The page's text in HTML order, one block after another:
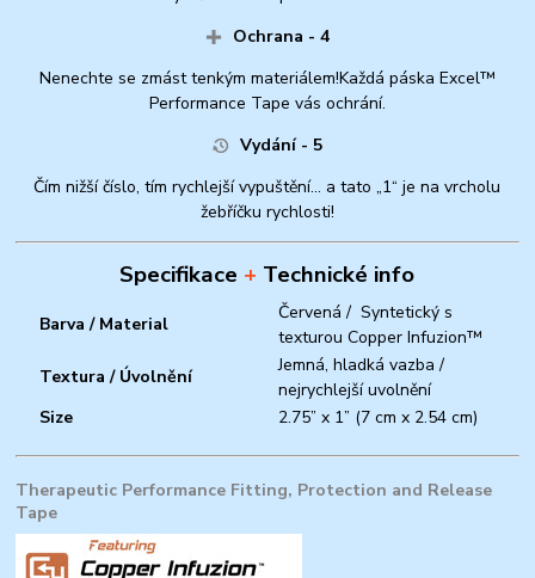
Ochrana - 4
Nenechte se zmást tenkým materiálem!Každá páska Excel™
Performance Tape vás ochrání.
Vydání - 5
Čím nižší číslo, tím rychlejší vypuštění... a tato „1“ je na vrcholu
žebříčku rychlosti!
Specifikace + Technické info
Barva / Material
Červená / Syntetický s
texturou Copper Infuzion™
Textura / Úvolnění
Jemná, hladká vazba /
nejrychlejší uvolnění
Size
2.75” x 1” (7 cm x 2.54 cm)
Therapeutic Performance Fitting, Protection and Release
Tape